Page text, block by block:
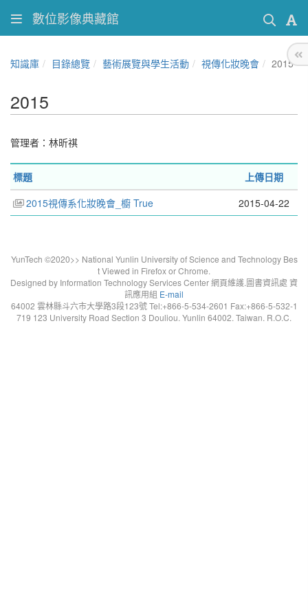
數位影像典藏館
知識庫 目錄總覽 藝術展覽與學生活動 視傳化妝晚會 2015
2015
管理者：林昕祺
標題
上傳日期
2015視傳系化妝晚會_櫥 True
2015-04-22
YunTech ©2020>> National Yunlin University of Science and Technology Bes
t Viewed in Firefox or Chrome.
Designed by Information Technology Services Center 網頁維護.圖書資訊處 資
訊應用組 E-mail
64002 雲林縣斗六市大學路3段123號 Tel:+866-5-534-2601 Fax:+866-5-532-1
719 123 University Road Section 3 Douliou. Yunlin 64002. Taiwan. R.O.C.